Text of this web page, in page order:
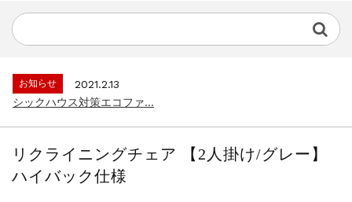
シックハウス対策エコファ...
お知らせ
2021.4.13
お知らせ
2021.2.13
シックハウス対策エコファ...
お知らせ
2021.2.13
シックハウス対策エコファ...
リクライニングチェア 【2人掛け/グレー】
ハイバック仕様